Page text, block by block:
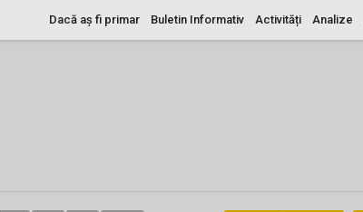
Analize
Activități
Buletin Informativ
Dacă aș fi primar